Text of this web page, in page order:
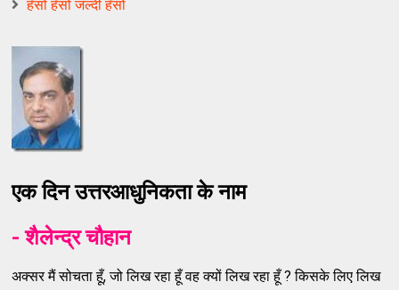
हँसो हँसो जल्दी हँसो
एक दिन उत्तरआधुनिकता के नाम
- शैलेन्द्र चौहान
अक्सर मैं सोचता हूँ, जो लिख रहा हूँ वह क्यों लिख रहा हूँ ? किसके लिए लिख